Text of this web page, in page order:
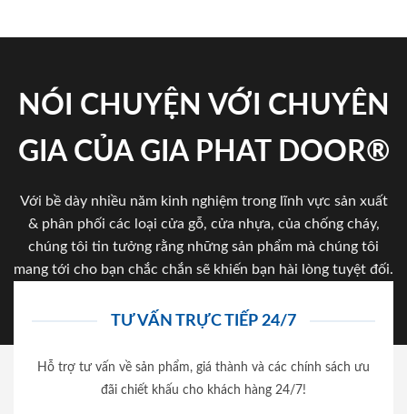
NÓI CHUYỆN VỚI CHUYÊN
GIA CỦA GIA PHAT DOOR®
Với bề dày nhiều năm kinh nghiệm trong lĩnh vực sản xuất
& phân phối các loại cửa gỗ, cửa nhựa, của chống cháy,
chúng tôi tin tưởng rằng những sản phẩm mà chúng tôi
mang tới cho bạn chắc chắn sẽ khiến bạn hài lòng tuyệt đối.
TƯ VẤN TRỰC TIẾP 24/7
Hỗ trợ tư vấn về sản phẩm, giá thành và các chính sách ưu
đãi chiết khấu cho khách hàng 24/7!